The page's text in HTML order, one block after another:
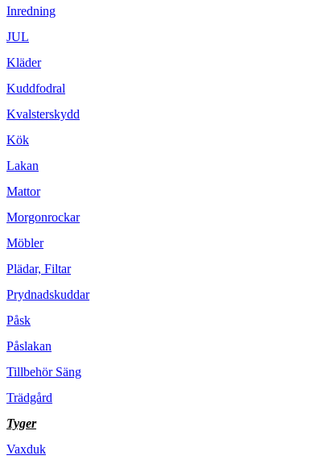
Inredning
JUL
Kläder
Kuddfodral
Kvalsterskydd
Kök
Lakan
Mattor
Morgonrockar
Möbler
Plädar, Filtar
Prydnadskuddar
Påsk
Påslakan
Tillbehör Säng
Trädgård
Tyger
Vaxduk